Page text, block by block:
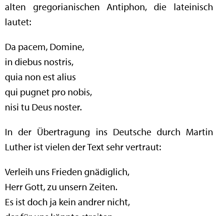
alten gregorianischen Antiphon, die lateinisch
lautet:
Da pacem, Domine,
in diebus nostris,
quia non est alius
qui pugnet pro nobis,
nisi tu Deus noster.
In der Übertragung ins Deutsche durch Martin
Luther ist vielen der Text sehr vertraut:
Verleih uns Frieden gnädiglich,
Herr Gott, zu unsern Zeiten.
Es ist doch ja kein andrer nicht,